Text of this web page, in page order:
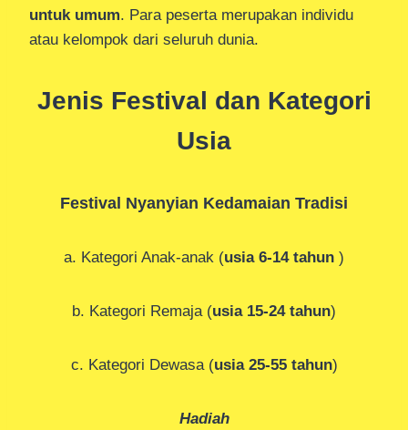
untuk umum. Para peserta merupakan individu
atau kelompok dari seluruh dunia.
Jenis Festival dan Kategori
Usia
Festival Nyanyian Kedamaian Tradisi
a. Kategori Anak-anak (usia 6-14 tahun )
b. Kategori Remaja (usia 15-24 tahun)
c. Kategori Dewasa (usia 25-55 tahun)
Hadiah